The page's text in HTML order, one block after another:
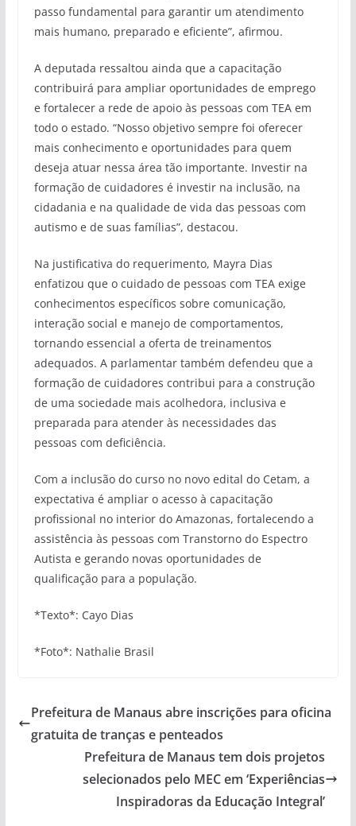
passo fundamental para garantir um atendimento
mais humano, preparado e eficiente”, afirmou.
A deputada ressaltou ainda que a capacitação
contribuirá para ampliar oportunidades de emprego
e fortalecer a rede de apoio às pessoas com TEA em
todo o estado. “Nosso objetivo sempre foi oferecer
mais conhecimento e oportunidades para quem
deseja atuar nessa área tão importante. Investir na
formação de cuidadores é investir na inclusão, na
cidadania e na qualidade de vida das pessoas com
autismo e de suas famílias”, destacou.
Na justificativa do requerimento, Mayra Dias
enfatizou que o cuidado de pessoas com TEA exige
conhecimentos específicos sobre comunicação,
interação social e manejo de comportamentos,
tornando essencial a oferta de treinamentos
adequados. A parlamentar também defendeu que a
formação de cuidadores contribui para a construção
de uma sociedade mais acolhedora, inclusiva e
preparada para atender às necessidades das
pessoas com deficiência.
Com a inclusão do curso no novo edital do Cetam, a
expectativa é ampliar o acesso à capacitação
profissional no interior do Amazonas, fortalecendo a
assistência às pessoas com Transtorno do Espectro
Autista e gerando novas oportunidades de
qualificação para a população.
*Texto*: Cayo Dias
*Foto*: Nathalie Brasil
Prefeitura de Manaus abre inscrições para oficina
gratuita de tranças e penteados
Prefeitura de Manaus tem dois projetos
selecionados pelo MEC em ‘Experiências
Inspiradoras da Educação Integral’